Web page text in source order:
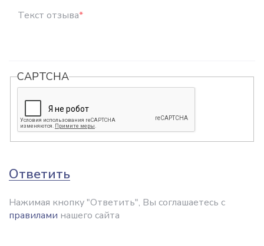
Текст отзыва*
CAPTCHA
Ответить
Нажимая кнопку "Ответить", Вы соглашаетесь с
правилами нашего сайта